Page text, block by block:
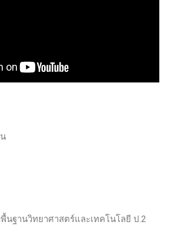
นฐานวิทยาศาสตร์และเทคโนโลยี ป.2